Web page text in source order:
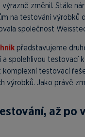
změnil. Stále
na testování výrobků
společnost
představujeme
spolehlivou testovací
komplexní testovací
výrobků. Jako právě
až po